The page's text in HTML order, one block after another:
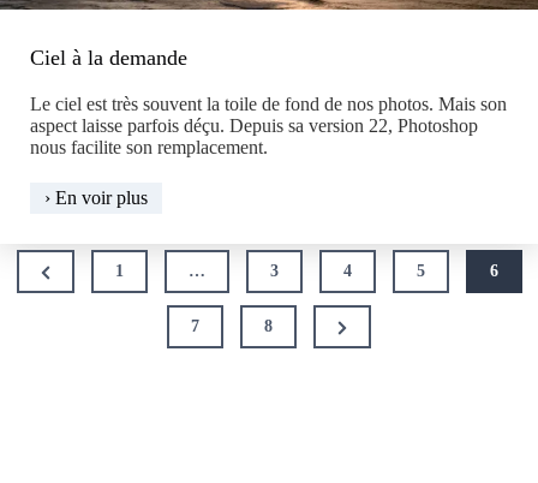
Ciel à la demande
Le ciel est très souvent la toile de fond de nos photos. Mais son
aspect laisse parfois déçu. Depuis sa version 22, Photoshop
nous facilite son remplacement.
› En voir plusCiel
la
Pagination
publications
Previous
Page
1 … 3 4 5 6
7 8
Next
Page